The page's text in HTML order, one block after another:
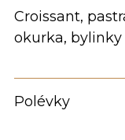
Croissant,
okurka, bylinky
Polévky